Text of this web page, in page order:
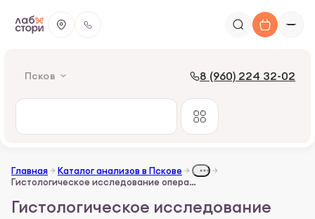
Псков 8 (960) 224 32-02
Главная
Каталог анализов в Пскове
Гистологическое исследование операционного материала – папиллома (вся опухоль)
Гистологическое исследование